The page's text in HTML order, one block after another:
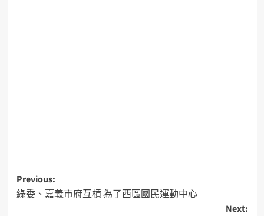
Previous:
綠委、嘉義市府互槓 為了西區國民運動中心
Next: